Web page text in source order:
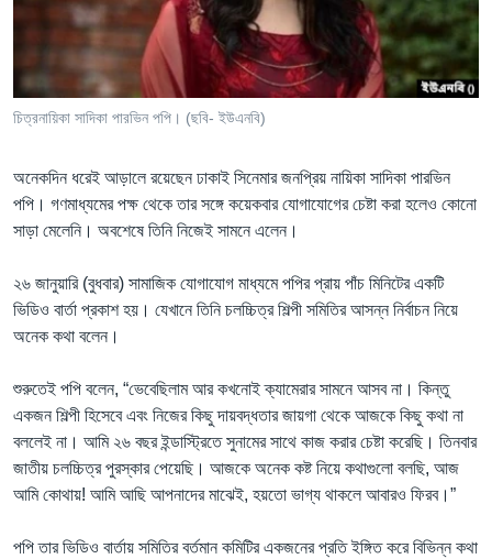
Learning English
FOLLOW US
অন্য ভাষায় ওয়েব সাইট
চিত্রনায়িকা সাদিকা পারভিন পপি। (ছবি- ইউএনবি)
অনেকদিন ধরেই আড়ালে রয়েছেন ঢাকাই সিনেমার জনপ্রিয় নায়িকা সাদিকা পারভিন
পপি। গণমাধ্যমের পক্ষ থেকে তার সঙ্গে কয়েকবার যোগাযোগের চেষ্টা করা হলেও কোনো
সাড়া মেলেনি। অবশেষে তিনি নিজেই সামনে এলেন।
২৬ জানুয়ারি (বুধবার) সামাজিক যোগাযোগ মাধ্যমে পপির প্রায় পাঁচ মিনিটের একটি
ভিডিও বার্তা প্রকাশ হয়। যেখানে তিনি চলচ্চিত্র শিল্পী সমিতির আসন্ন নির্বাচন নিয়ে
অনেক কথা বলেন।
শুরুতেই পপি বলেন, “ভেবেছিলাম আর কখনোই ক্যামেরার সামনে আসব না। কিন্তু
একজন শিল্পী হিসেবে এবং নিজের কিছু দায়বদ্ধতার জায়গা থেকে আজকে কিছু কথা না
বললেই না। আমি ২৬ বছর ইন্ডাস্ট্রিতে সুনামের সাথে কাজ করার চেষ্টা করেছি। তিনবার
জাতীয় চলচ্চিত্র পুরস্কার পেয়েছি। আজকে অনেক কষ্ট নিয়ে কথাগুলো বলছি, আজ
আমি কোথায়! আমি আছি আপনাদের মাঝেই, হয়তো ভাগ্য থাকলে আবারও ফিরব।”
পপি তার ভিডিও বার্তায় সমিতির বর্তমান কমিটির একজনের প্রতি ইঙ্গিত করে বিভিন্ন কথা